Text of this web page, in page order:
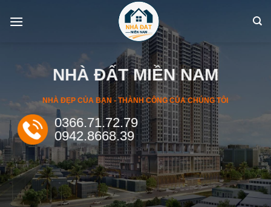
NHÀ ĐẤT MIỀN NAM
NHÀ ĐẸP CỦA BẠN - THÀNH CÔNG CỦA CHÚNG TÔI
0366.71.72.79
0942.8668.39